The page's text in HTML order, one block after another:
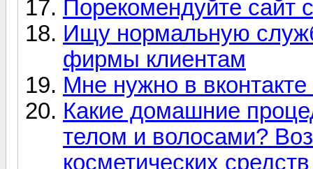
Порекомендуйте сайт
Ищу нормальную
фирмы клиентам
Мне нужно в вконтакте
Какие домашние
телом и волосами?
косметических